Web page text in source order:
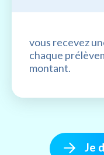
vous recevez
chaque
montant.
Je